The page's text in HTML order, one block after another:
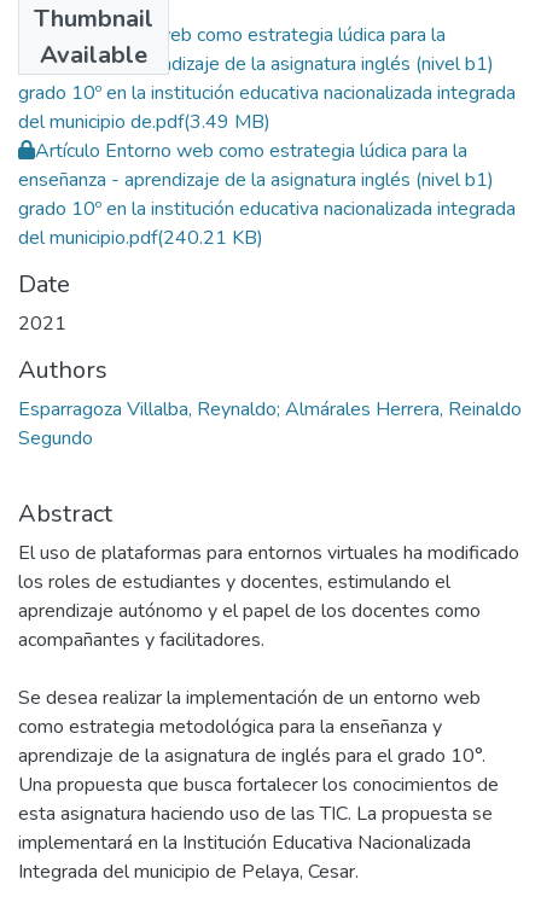
Thumbnail
Available
Tesis Entorno web como estrategia lúdica para la
enseñanza - aprendizaje de la asignatura inglés (nivel b1)
grado 10º en la institución educativa nacionalizada integrada
del municipio de.pdf(3.49 MB)
Artículo Entorno web como estrategia lúdica para la
enseñanza - aprendizaje de la asignatura inglés (nivel b1)
grado 10º en la institución educativa nacionalizada integrada
del municipio.pdf(240.21 KB)
Date
2021
Authors
Esparragoza Villalba, Reynaldo; Almárales Herrera, Reinaldo
Segundo
Abstract
El uso de plataformas para entornos virtuales ha modificado
los roles de estudiantes y docentes, estimulando el
aprendizaje autónomo y el papel de los docentes como
acompañantes y facilitadores.
Se desea realizar la implementación de un entorno web
como estrategia metodológica para la enseñanza y
aprendizaje de la asignatura de inglés para el grado 10°.
Una propuesta que busca fortalecer los conocimientos de
esta asignatura haciendo uso de las TIC. La propuesta se
implementará en la Institución Educativa Nacionalizada
Integrada del municipio de Pelaya, Cesar.